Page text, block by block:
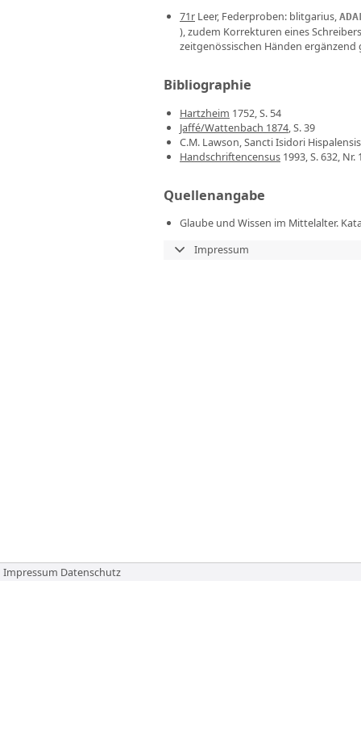
71r Leer, Federproben: blitgarius,
), zudem Korrekturen eines
zeitgenössischen Händen
Bibliographie
Hartzheim 1752, S. 54
Jaffé/Wattenbach 1874, S. 39
C.M. Lawson, Sancti Isidori
Handschriftencensus 1993, S. 632, Nr.
Quellenangabe
Glaube und Wissen im Mittelalter.
Impressum
Impressum Datenschutz